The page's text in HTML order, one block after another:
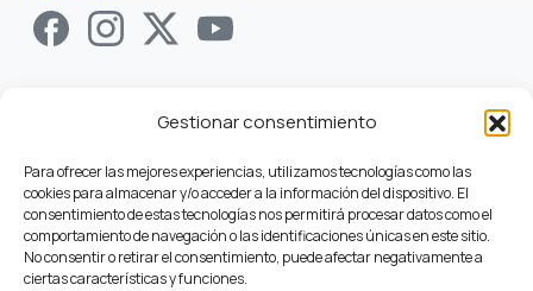
Gestionar consentimiento
Para ofrecer las mejores experiencias, utilizamos tecnologías como las
cookies para almacenar y/o acceder a la información del dispositivo. El
consentimiento de estas tecnologías nos permitirá procesar datos como el
comportamiento de navegación o las identificaciones únicas en este sitio.
No consentir o retirar el consentimiento, puede afectar negativamente a
ciertas características y funciones.